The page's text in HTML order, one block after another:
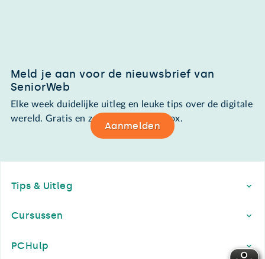
Meld je aan voor de nieuwsbrief van
SeniorWeb
Elke week duidelijke uitleg en leuke tips over de digitale
wereld. Gratis en zomaar in de mailbox.
Aanmelden
Tips & Uitleg
Cursussen
PCHulp